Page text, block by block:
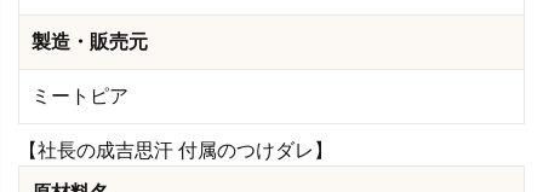
製造・販売元
ミートピア
【社長の成吉思汗 付属のつけダレ】